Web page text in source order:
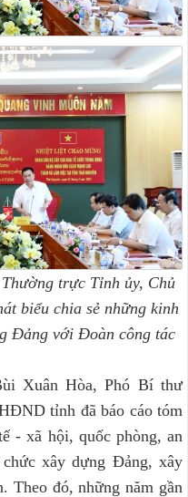
trực Tỉnh ủy, Chủ
biểu chia sẻ những kinh
Đảng với Đoàn công tác
Xuân Hòa, Phó Bí thư
tỉnh đã báo cáo tóm
- xã hội, quốc phòng, an
xây dựng Đảng, xây
Theo đó, những năm gần